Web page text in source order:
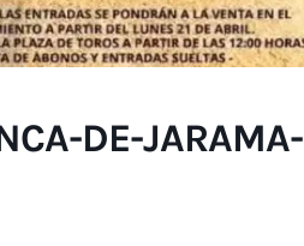
DE-JARAMA-